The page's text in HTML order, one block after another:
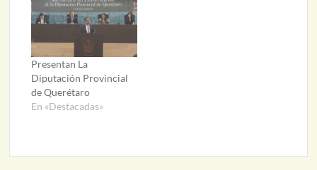
Presentan La
Diputación Provincial
de Querétaro
En «Destacadas»